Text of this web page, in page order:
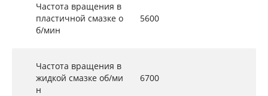
Частота вращения в
пластичной смазке о
б/мин
5600
Частота вращения в
жидкой смазке об/ми
н
6700